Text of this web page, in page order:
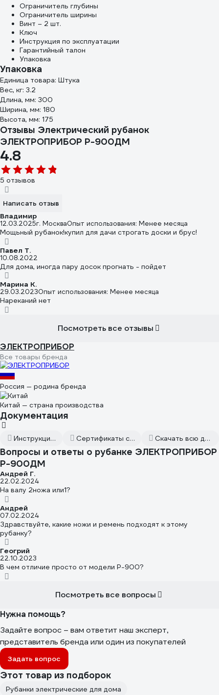
Ограничитель глубины
Ограничитель ширины
Винт – 2 шт.
Ключ
Инструкция по эксплуатации
Гарантийный талон
Упаковка
Упаковка
Единица товара: Штука
Вес, кг: 3.2
Длина, мм: 300
Ширина, мм: 180
Высота, мм: 175
Отзывы Электрический рубанок
ЭЛЕКТРОПРИБОР Р-900ДМ
4.8
5 отзывов
Написать отзыв
Владимир
12.03.2025г. МоскваОпыт использования: Менее месяца
Мощьный рубанок!купил для дачи строгать доски и брус!
Павел Т.
10.08.2022
Для дома, иногда пару досок прогнать - пойдет
Марина К.
29.03.2023Опыт использования: Менее месяца
Нареканий нет
Посмотреть все отзывы
ЭЛЕКТРОПРИБОР
Все товары бренда
Россия — родина бренда
Китай — страна производства
Документация
Инструкция к товару Сертификаты соответствия Скачать всю документацию
Вопросы и ответы о рубанке ЭЛЕКТРОПРИБОР
Р-900ДМ
Андрей Г.
22.02.2024
На валу 2ножа или1?
Андрей
07.02.2024
Здравствуйте, какие ножи и ремень подходят к этому
рубанку?
Геогрий
22.10.2023
В чем отличие просто от модели Р-900?
Посмотреть все вопросы
Нужна помощь?
Задайте вопрос – вам ответит наш эксперт,
представитель бренда или один из покупателей
Задать вопрос
Этот товар из подборок
Рубанки электрические для дома